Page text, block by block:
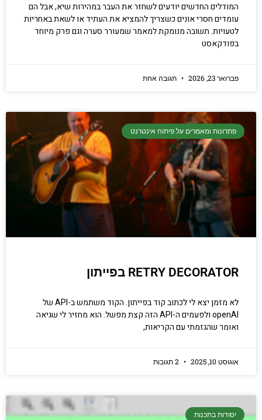
המודלים החדשים יודעים לשחזר את העבר במהירות שיא, אבל הם
עומדים חסרי אונים כשצריך להמציא את העתיד או לשאת באחריות
לטעויות. תשובה מנומקת למאמר שמעורר סערה וגם פרק מיוחד
בפודקאסט
פברואר 23, 2026 תגובה אחת
פתרונות ומאמרים על פיתוח אינטרנט
RETRY DECORATOR בפייתון
לא מזמן יצא לי לכתוב קוד בפייתון. הקוד משתמש ב-API של
openAI ולפעמים ה-API הזה קצת מפשל. הוא מחזיר לי שגיאה
ואומר שהגזמתי עם הקריאות,
אוגוסט 10, 2025
יסודות בתכנות